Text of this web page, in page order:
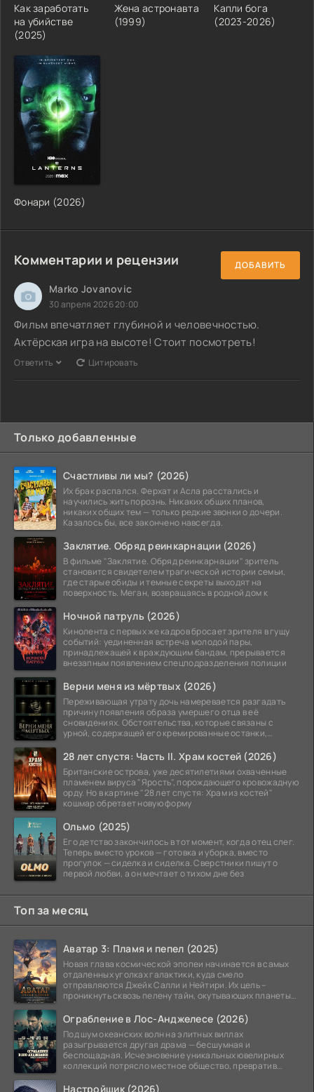
Как заработать
на убийстве
(2025)
Жена астронавта
(1999)
Капли бога
(2023-2026)
Фонари (2026)
Комментарии и рецензии ДОБАВИТЬ
Marko Jovanovic
30 апреля 2026 20:00
Фильм впечатляет глубиной и человечностью.
Актёрская игра на высоте! Стоит посмотреть!
Ответить Цитировать
Только добавленные
Счастливы ли мы? (2026)
Их брак распался. Ферхат и Асла расстались и
научились жить порознь. Никаких общих планов,
никаких общих тем — только редкие звонки о дочери.
Казалось бы, все закончено навсегда.
Заклятие. Обряд реинкарнации (2026)
В фильме "Заклятие. Обряд реинкарнации" зритель
становится свидетелем трагической истории семьи,
где старые обиды и темные секреты выходят на
поверхность. Меган, возвращаясь в родной дом к
Ночной патруль (2026)
Кинолента с первых же кадров бросает зрителя в гущу
событий: уединенная встреча молодой пары,
принадлежащей к враждующим бандам, прерывается
внезапным появлением спецподразделения полиции
Верни меня из мёртвых (2026)
Переживающая утрату дочь намеревается разгадать
причину появления образа умершего отца в её
сновидениях. Обстоятельства, которые связаны с
урной, содержащей его кремированные останки,
28 лет спустя: Часть II. Храм костей (2026)
Британские острова, уже десятилетиями охваченные
пламенем вируса "Ярость", порождающего кровожадную
орду. Но в картине "28 лет спустя: Храм из костей"
кошмар обретает новую форму
Ольмо (2025)
Его детство закончилось в тот момент, когда отец слег.
Теперь вместо уроков — готовка и уборка, вместо
прогулок — сиделка и сиделка. Сверстники пишут о
первой любви, а он мечтает о тихом дне без
Топ за месяц
Аватар 3: Пламя и пепел (2025)
Новая глава космической эпопеи начинается в самых
отдаленных уголках галактики, куда смело
отправляются Джейк Салли и Нейтири. Их цель –
проникнуть сквозь пелену тайн, окутывающих планеты
Ограбление в Лос-Анджелесе (2026)
Под шум океанских волн на элитных виллах
разыгрывается другая драма — бесшумная и
беспощадная. Исчезновение уникальных ювелирных
коллекций потрясло местное общество, превратив
Настройщик (2026)